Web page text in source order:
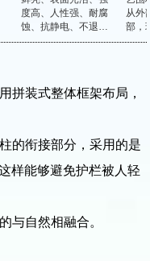
度高、人性强、耐腐
蚀、抗静电、不退…
从外
部，
拼装式整体框架布局，
的衔接部分，采用的是
样能够避免护栏被人轻
自然相融合。